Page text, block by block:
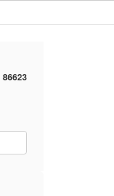
86623